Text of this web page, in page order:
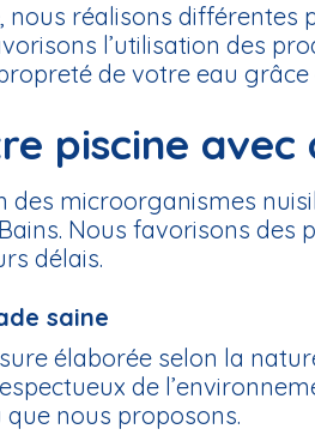
nous réalisons
l’utilisation des
de votre eau
piscine
microorganismes
Nous favorisons
délais.
saine
élaborée selon la
de
nous proposons.